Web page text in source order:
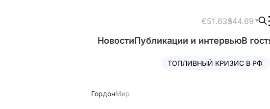
€51.63$44.69
НовостиПубликации и интервьюВ
ТОПЛИВНЫЙ КРИЗИС В РФ
ГордонМир